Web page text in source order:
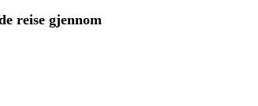
reise gjennom